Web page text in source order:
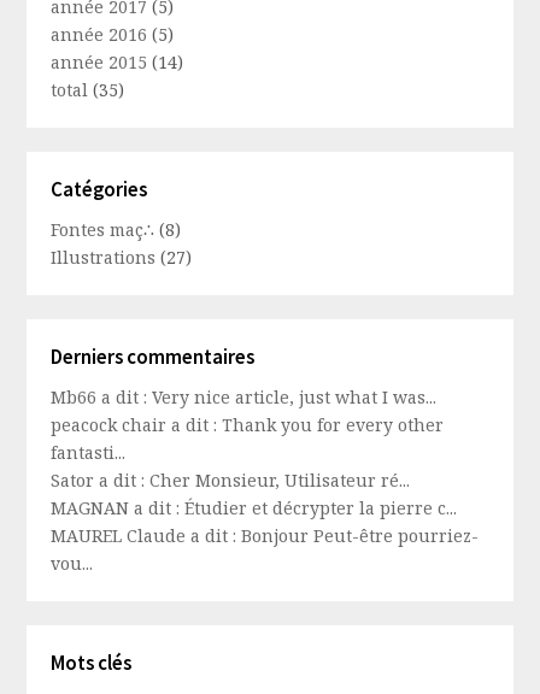
année 2017 (5)
année 2016 (5)
année 2015 (14)
total(35)
Catégories
Fontes maç∴ (8)
Illustrations (27)
Derniers commentaires
Mb66 a dit : Very nice article, just what I was...
peacock chair a dit : Thank you for every other
fantasti...
Sator a dit : Cher Monsieur, Utilisateur ré...
MAGNAN a dit : Étudier et décrypter la pierre c...
MAUREL Claude a dit : Bonjour Peut-être pourriez-
vou...
Mots clés